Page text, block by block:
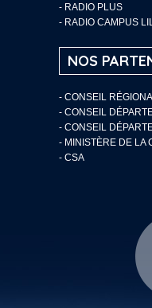
- RADIO PLUS
- RADIO CAMPUS
NOS
- CONSEIL
- CONSEIL
- CONSEIL
- MINISTÈRE DE LA
- CSA